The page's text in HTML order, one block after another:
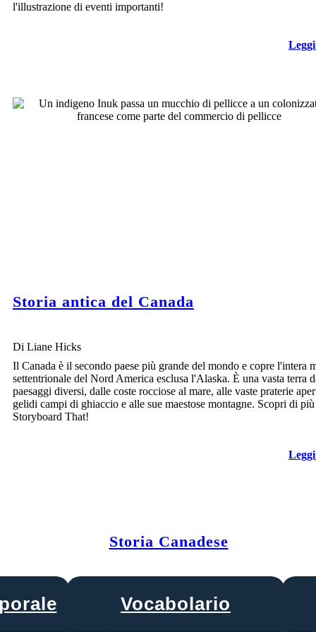
l'illustrazione di eventi importanti!
Storia antica del Canada
Di Liane Hicks
Il Canada è il secondo paese più grande del mondo e copre l'intera
settentrionale del Nord America esclusa l'Alaska. È una vasta terra
paesaggi diversi, dalle coste rocciose al mare, alle vaste praterie
gelidi campi di ghiaccio e alle sue maestose montagne. Scopri di
Storyboard That!
Storia Canadese
Vocabolario